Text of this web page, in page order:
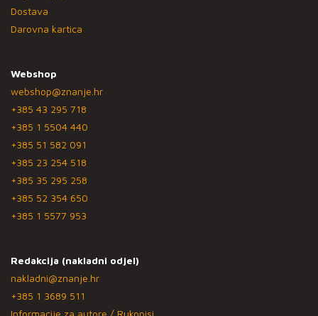
Dostava
Darovna kartica
Webshop
webshop@znanje.hr
+385 43 295 718
+385 1 5504 440
+385 51 582 091
+385 23 254 518
+385 35 295 258
+385 52 354 650
+385 1 5577 953
Redakcija (nakladni odjel)
nakladni@znanje.hr
+385 1 3689 511
Informacije za autore / Rukopisi